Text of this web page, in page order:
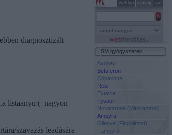
diagnosztizált
listaanyu:( nagyon
szavazás leadására
SM gyógyszerek
Avonex
Betaferon
Copaxone
Rebif
Extavia
Tysabri
Novantrone (Mitoxantron)
Ampyra
Gilenya (Fingolimod)
Fampyra